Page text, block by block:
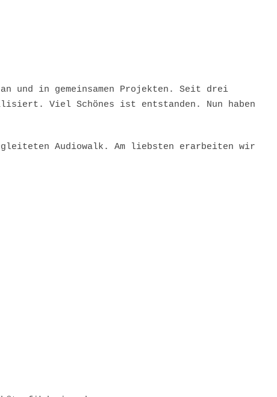
und in gemeinsamen Projekten. Seit drei
Viel Schönes ist entstanden. Nun haben
Audiowalk. Am liebsten erarbeiten wir